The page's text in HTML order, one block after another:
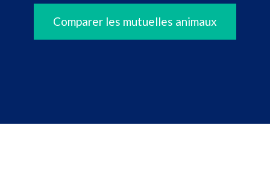
Comparer les mutuelles animaux